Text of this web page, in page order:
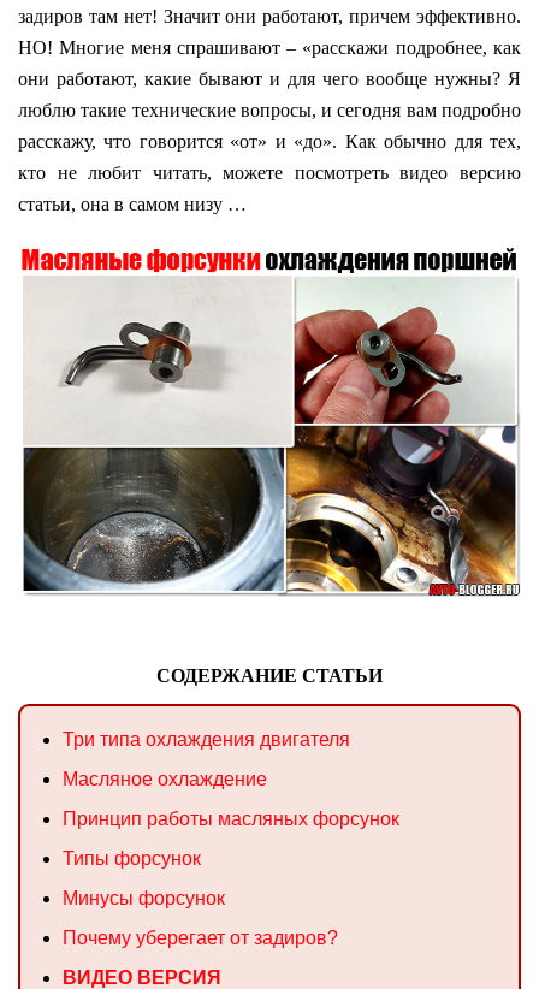
задиров там нет! Значит они работают, причем эффективно.
НО! Многие меня спрашивают – «расскажи подробнее, как
они работают, какие бывают и для чего вообще нужны? Я
люблю такие технические вопросы, и сегодня вам подробно
расскажу, что говорится «от» и «до». Как обычно для тех,
кто не любит читать, можете посмотреть видео версию
статьи, она в самом низу …
СОДЕРЖАНИЕ СТАТЬИ
Три типа охлаждения двигателя
Масляное охлаждение
Принцип работы масляных форсунок
Типы форсунок
Минусы форсунок
Почему уберегает от задиров?
ВИДЕО ВЕРСИЯ